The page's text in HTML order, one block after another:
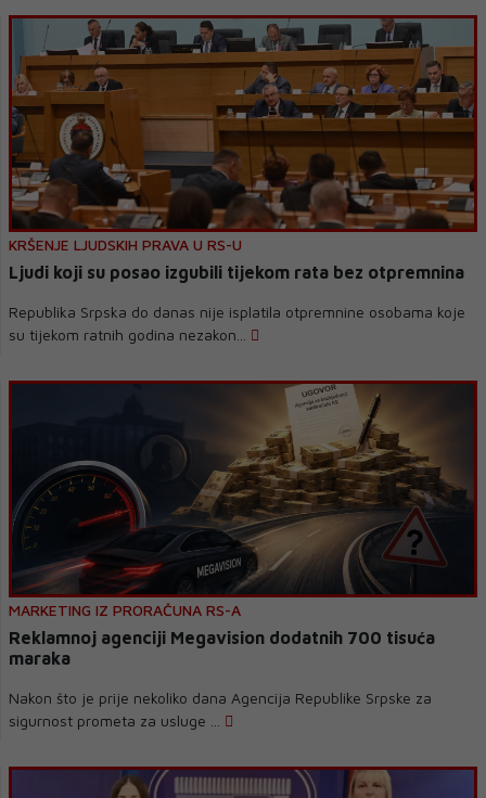
KRŠENJE LJUDSKIH PRAVA U RS-U
Ljudi koji su posao izgubili tijekom rata bez otpremnina
Republika Srpska do danas nije isplatila otpremnine osobama koje
su tijekom ratnih godina nezakon...
MARKETING IZ PRORAČUNA RS-A
Reklamnoj agenciji Megavision dodatnih 700 tisuća
maraka
Nakon što je prije nekoliko dana Agencija Republike Srpske za
sigurnost prometa za usluge ...